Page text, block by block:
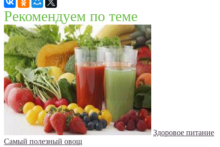
Рекомендуем по теме
Здоровое питание
Самый полезный овощ